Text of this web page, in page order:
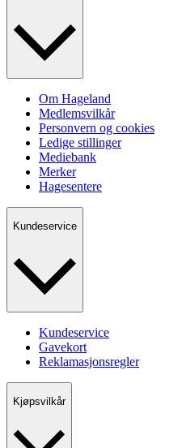
Om Hageland
Medlemsvilkår
Personvern og cookies
Ledige stillinger
Mediebank
Merker
Hagesentere
Kundeservice
Kundeservice
Gavekort
Reklamasjonsregler
Kjøpsvilkår